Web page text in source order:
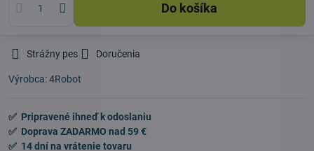
Do košíka
Strážny pes Doručenia
Výrobca:4Robot
✅ Pripravené ihneď k odoslaniu
✅ Doprava ZADARMO nad 59 €
✅ 14 dní na vrátenie tovaru